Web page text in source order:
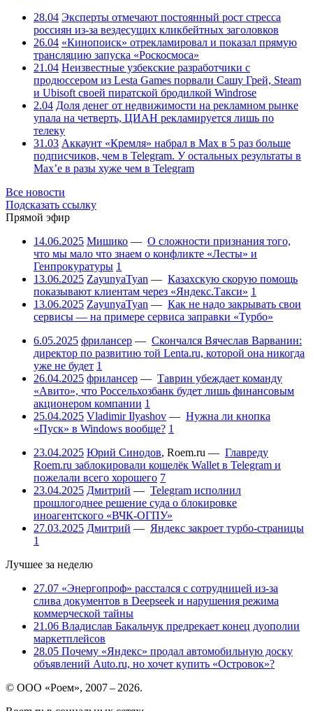
28.04 Эксперты отмечают постоянный рост стресса
россиян из-за вездесущих кликбейтных заголовков
26.04 «Кинопоиск» отрекламировал и показал прямую
трансляцию запуска «Роскосмоса»
21.04 Неизвестные узбекские разработчики с
продюссером из Lesta Games порвали Сашу Грей, Steam
и Ubisoft своей пиратской бродилкой Windrose
2.04 Доля денег от недвижимости на рекламном рынке
упала на четверть, ЦИАН рекламируется лишь по
телеку
31.03 Аккаунт «Кремля» набрал в Max в 5 раз больше
подписчиков, чем в Telegram. У остальных результаты в
Max’е в разы хуже чем в Telegram
Все новости
Подсказать ссылку
Прямой эфир
14.06.2025 Мишико — О сложности признания того,
что мы мало что знаем о конфликте «Лесты» и
Генпрокуратуры 1
13.06.2025 ZayunyaTyan — Казахскую скорую помощь
показывают клиентам через «Яндекс.Такси» 1
13.06.2025 ZayunyaTyan — Как не надо закрывать свои
сервисы — на примере сервиса заправки «Турбо»
6.05.2025 фрилансер — Скончался Вячеслав Варванин:
директор по развитию той Lenta.ru, которой она никогда
уже не будет 1
26.04.2025 фрилансер — Таврин убеждает команду
«Авито», что Россельхозбанк будет лишь финансовым
акционером компании 1
25.04.2025 Vladimir Ilyashov — Нужна ли кнопка
«Пуск» в Windows вообще? 1
23.04.2025 Юрий Синодов, Roem.ru — Главреду
Roem.ru заблокировали кошелёк Wallet в Telegram и
пожелали всего хорошего 7
23.04.2025 Дмитрий — Telegram исполнил
прошлогоднее решение суда о блокировке
иноагентского «ВЧК-ОГПУ»
27.03.2025 Дмитрий — Яндекс закроет турбо-страницы
1
Лучшее за неделю
27.07 «Энергопроф» расстался с сотрудницей из-за
слива документов в Deepseek и нарушения режима
коммерческой тайны
21.06 Владислав Бакальчук предрекает конец дуополии
маркетплейсов
28.05 Почему «Яндекс» продал автомобильную доску
объявлений Auto.ru, но хочет купить «Островок»?
© ООО «Роем», 2007 – 2026.